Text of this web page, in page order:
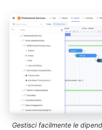
Gestisci facilmente le